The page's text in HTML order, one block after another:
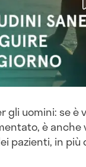
gli uomini: se è
è
pazienti, in